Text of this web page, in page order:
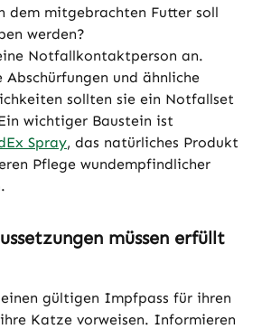
dem mitgebrachten Futter soll
werden?
Notfallkontaktperson an.
Abschürfungen und ähnliche
sollten sie ein Notfallset
wichtiger Baustein ist
Spray, das natürliches Produkt
Pflege wundempfindlicher
müssen erfüllt
einen gültigen Impfpass für ihren
Katze vorweisen. Informieren